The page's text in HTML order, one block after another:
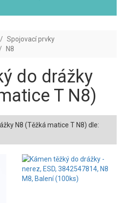
Spojovací prvky
N8
do drážky
T N8)
N8 (Těžká matice T N8) dle: